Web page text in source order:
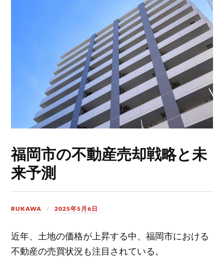
福岡市の不動産売却戦略と未
来予測
RUKAWA 2025年5月6日
近年、土地の価格が上昇する中、福岡市における
不動産の売買状況も注目されている。